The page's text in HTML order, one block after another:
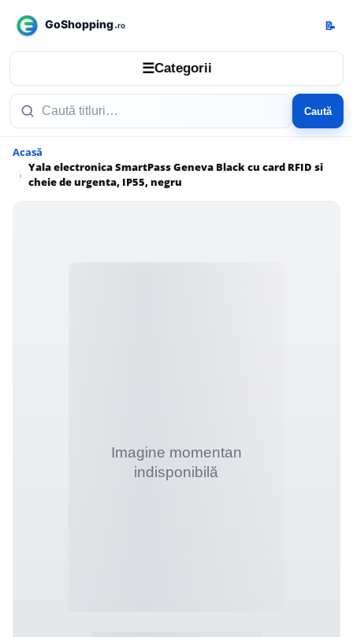
☰Categorii
Caută
📝
Acasă
Yala electronica SmartPass Geneva Black cu card RFID si
cheie de urgenta, IP55, negru